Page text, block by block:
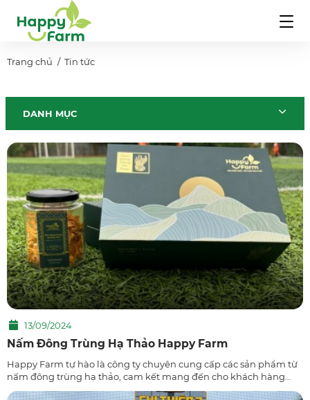
Trang chủ Tin tức
DANH MỤC
13/09/2024
Nấm Đông Trùng Hạ Thảo Happy Farm
Happy Farm tự hào là công ty chuyên cung cấp các sản phẩm từ
nấm đông trùng hạ thảo, cam kết mang đến cho khách hàng
những sản phẩm chất lượng cao, hoàn toàn từ thiên nhiên. Với